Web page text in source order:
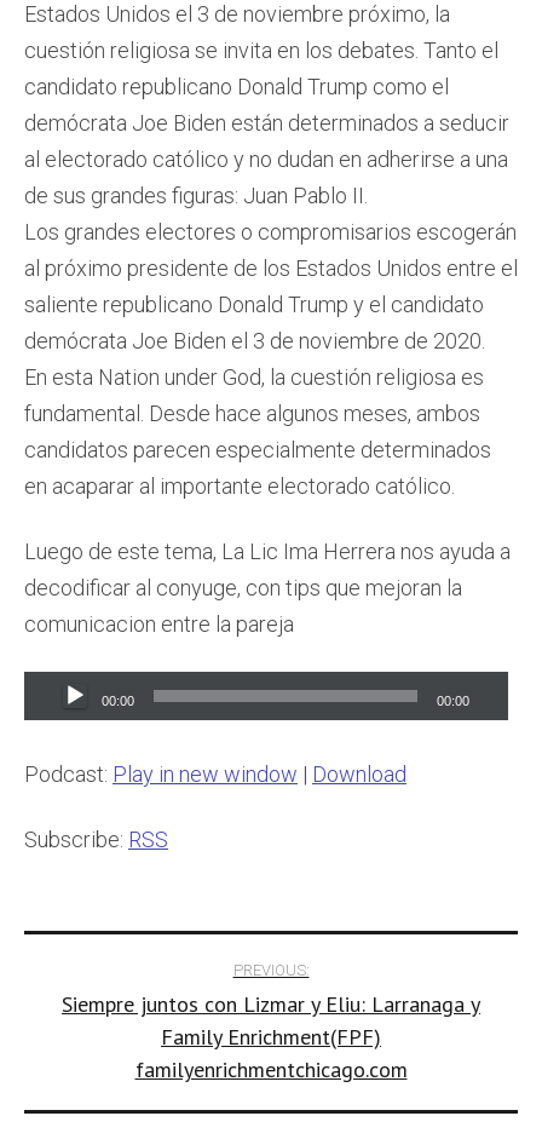
Estados Unidos el 3 de noviembre próximo, la
cuestión religiosa se invita en los debates. Tanto el
candidato republicano Donald Trump como el
demócrata Joe Biden están determinados a seducir
al electorado católico y no dudan en adherirse a una
de sus grandes figuras: Juan Pablo II.
Los grandes electores o compromisarios escogerán
al próximo presidente de los Estados Unidos entre el
saliente republicano Donald Trump y el candidato
demócrata Joe Biden el 3 de noviembre de 2020.
En esta Nation under God, la cuestión religiosa es
fundamental. Desde hace algunos meses, ambos
candidatos parecen especialmente determinados
en acaparar al importante electorado católico.
Luego de este tema, La Lic Ima Herrera nos ayuda a
decodificar al conyuge, con tips que mejoran la
comunicacion entre la pareja
Audio
Player
00:00 00:00
Podcast: Play in new window | Download
Subscribe: RSS
navigation
PREVIOUS:
Siempre juntos con Lizmar y Eliu: Larranaga y
Family Enrichment(FPF)
familyenrichmentchicago.com